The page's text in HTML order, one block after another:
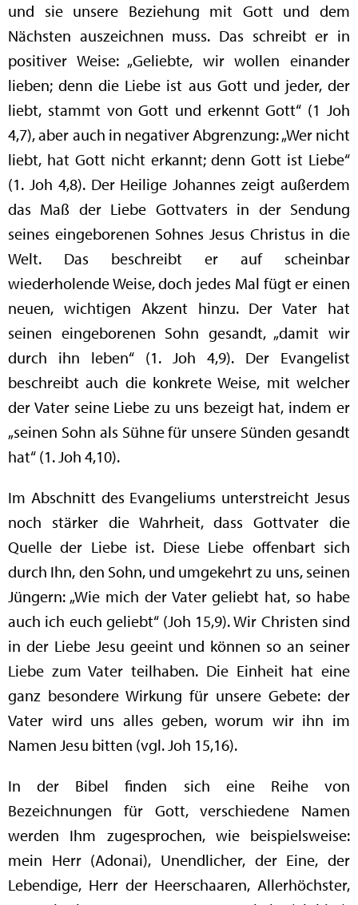
und sie unsere Beziehung mit Gott und dem
Nächsten auszeichnen muss. Das schreibt er in
positiver Weise: „Geliebte, wir wollen einander
lieben; denn die Liebe ist aus Gott und jeder, der
liebt, stammt von Gott und erkennt Gott“ (1 Joh
4,7), aber auch in negativer Abgrenzung: „Wer nicht
liebt, hat Gott nicht erkannt; denn Gott ist Liebe“
(1. Joh 4,8). Der Heilige Johannes zeigt außerdem
das Maß der Liebe Gottvaters in der Sendung
seines eingeborenen Sohnes Jesus Christus in die
Welt. Das beschreibt er auf scheinbar
wiederholende Weise, doch jedes Mal fügt er einen
neuen, wichtigen Akzent hinzu. Der Vater hat
seinen eingeborenen Sohn gesandt, „damit wir
durch ihn leben“ (1. Joh 4,9). Der Evangelist
beschreibt auch die konkrete Weise, mit welcher
der Vater seine Liebe zu uns bezeigt hat, indem er
„seinen Sohn als Sühne für unsere Sünden gesandt
hat“ (1. Joh 4,10).
Im Abschnitt des Evangeliums unterstreicht Jesus
noch stärker die Wahrheit, dass Gottvater die
Quelle der Liebe ist. Diese Liebe offenbart sich
durch Ihn, den Sohn, und umgekehrt zu uns, seinen
Jüngern: „Wie mich der Vater geliebt hat, so habe
auch ich euch geliebt“ (Joh 15,9). Wir Christen sind
in der Liebe Jesu geeint und können so an seiner
Liebe zum Vater teilhaben. Die Einheit hat eine
ganz besondere Wirkung für unsere Gebete: der
Vater wird uns alles geben, worum wir ihn im
Namen Jesu bitten (vgl. Joh 15,16).
In der Bibel finden sich eine Reihe von
Bezeichnungen für Gott, verschiedene Namen
werden Ihm zugesprochen, wie beispielsweise:
mein Herr (Adonai), Unendlicher, der Eine, der
Lebendige, Herr der Heerschaaren, Allerhöchster,